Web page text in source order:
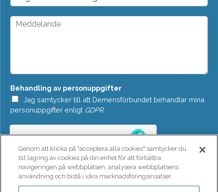
t
*
o
p
M
a
d
e
*
Behandling av personuppgifter *
Jag samtycker till att Demensförbundet behandlar mina
personuppgifter enligt GDPR.
SKICKA
Genom att klicka på "acceptera alla cookies" samtycker du
till lagring av cookies på din enhet för att förbättra
navigeringen på webbplatsen, analysera webbplatsens
användning och bistå i våra marknadsföringsinsatser.